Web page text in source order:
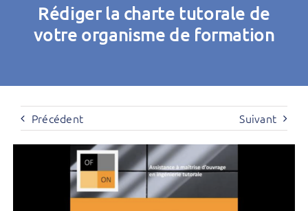
PubliezRédiger la charte tutorale de
votre organisme de formation
Précédent Suivant